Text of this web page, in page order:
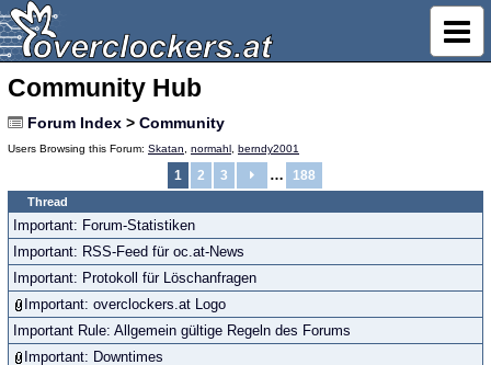
Community Hub
Forum Index > Community
Users Browsing this Forum: Skatan normahl berndy2001
1 2 3 … 188
Thread
Important: Forum-Statistiken
Important: RSS-Feed für oc.at-News
Important: Protokoll für Löschanfragen
Important: overclockers.at Logo
Important Rule: Allgemein gültige Regeln des Forums
Important: Downtimes